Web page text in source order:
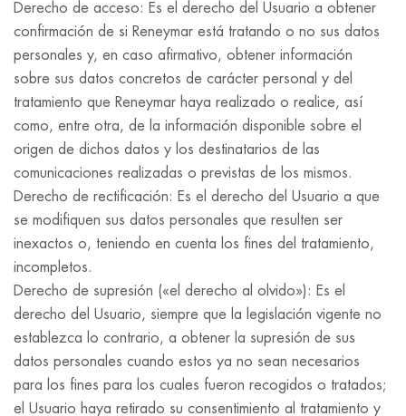
Derecho de acceso: Es el derecho del Usuario a obtener
confirmación de si Reneymar está tratando o no sus datos
personales y, en caso afirmativo, obtener información
sobre sus datos concretos de carácter personal y del
tratamiento que Reneymar haya realizado o realice, así
como, entre otra, de la información disponible sobre el
origen de dichos datos y los destinatarios de las
comunicaciones realizadas o previstas de los mismos.
Derecho de rectificación: Es el derecho del Usuario a que
se modifiquen sus datos personales que resulten ser
inexactos o, teniendo en cuenta los fines del tratamiento,
incompletos.
Derecho de supresión («el derecho al olvido»): Es el
derecho del Usuario, siempre que la legislación vigente no
establezca lo contrario, a obtener la supresión de sus
datos personales cuando estos ya no sean necesarios
para los fines para los cuales fueron recogidos o tratados;
el Usuario haya retirado su consentimiento al tratamiento y